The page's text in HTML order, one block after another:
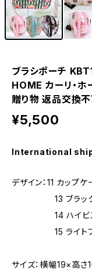
ブラシポーチ
HOME カーリ・
贈り物 返品交換
¥5,500
International
デザイン：11 カップケ
13 ブラッ
14 ハイビス
15 ライトブ
サイズ：横幅19×高さ